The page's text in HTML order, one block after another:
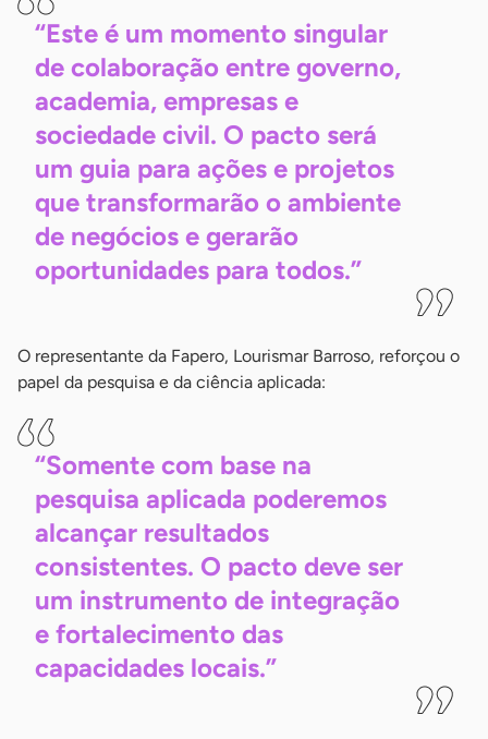
“Este é um momento singular
de colaboração entre governo,
academia, empresas e
sociedade civil. O pacto será
um guia para ações e projetos
que transformarão o ambiente
de negócios e gerarão
oportunidades para todos.”
O representante da Fapero, Lourismar Barroso, reforçou o
papel da pesquisa e da ciência aplicada:
“Somente com base na
pesquisa aplicada poderemos
alcançar resultados
consistentes. O pacto deve ser
um instrumento de integração
e fortalecimento das
capacidades locais.”